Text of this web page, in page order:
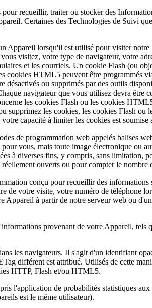
recueillir, traiter ou stocker des
Certaines des Technologies de Suivi
Appareil lorsqu'il est utilisé pour visiter
visitez, votre type de navigateur, votre
et les courriels. Un cookie Flash (ou
cookies HTML5 peuvent être
désactivés ou supprimés par des outils
navigateur que vous utilisez devra
les cookies Flash ou les cookies
supprimez les cookies, les cookies Flash
capacité à limiter les cookies est
de programmation web appelés balises
vous, mais toute image électronique ou
à diverses fins, y compris, sans
ouverts ou pour compter le
conçu pour recueillir des
de votre visite, votre numéro de téléphone
Appareil à partir de notre serveur web ou
provenant de votre Appareil, tels
les navigateurs. Il s'agit d'un identifiant
différent est attribué. Utilisés de cette
HTTP, Flash et/ou HTML5.
l'application de probabilités statistiques
est le même utilisateur).